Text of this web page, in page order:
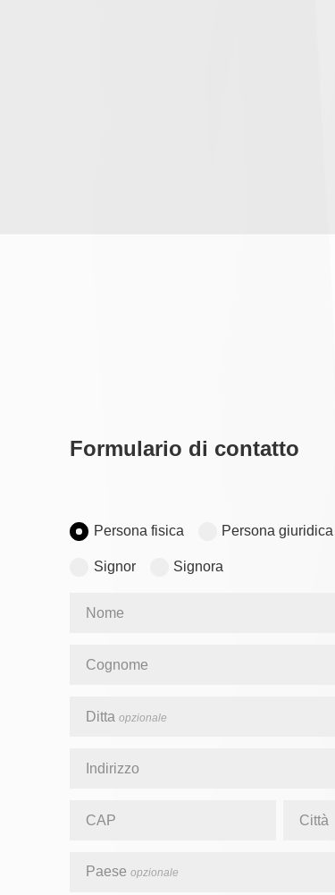
Formulario di contatto
Persona fisica Persona giuridica
Signor Signora
Nome
Cognome
Ditta opzionale
Indirizzo
CAP Città
Paese opzionale